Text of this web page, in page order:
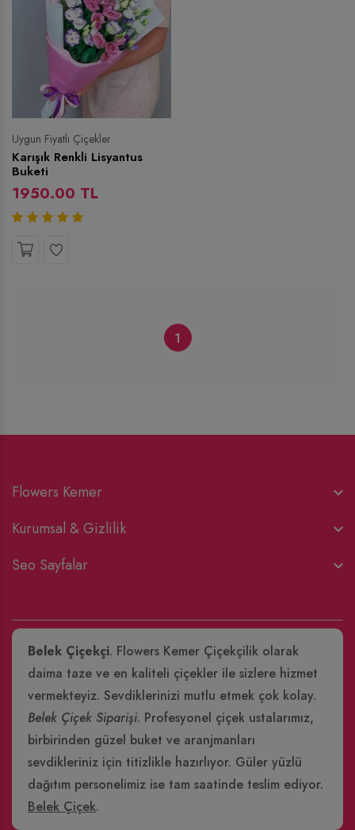
Uygun Fiyatlı Çiçekler
Karışık Renkli Lisyantus
Buketi
1950.00 TL
1
Flowers Kemer
Kurumsal & Gizlilik
Seo Sayfalar
Belek Çiçekçi. Flowers Kemer Çiçekçilik olarak
daima taze ve en kaliteli çiçekler ile sizlere hizmet
vermekteyiz. Sevdiklerinizi mutlu etmek çok kolay.
Belek Çiçek Siparişi. Profesyonel çiçek ustalarımız,
birbirinden güzel buket ve aranjmanları
sevdikleriniz için titizlikle hazırlıyor. Güler yüzlü
dağıtım personelimiz ise tam saatinde teslim ediyor.
Belek Çiçek.